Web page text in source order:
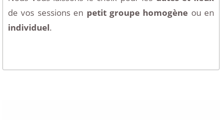
de vos sessions en petit groupe homogène ou en
individuel.